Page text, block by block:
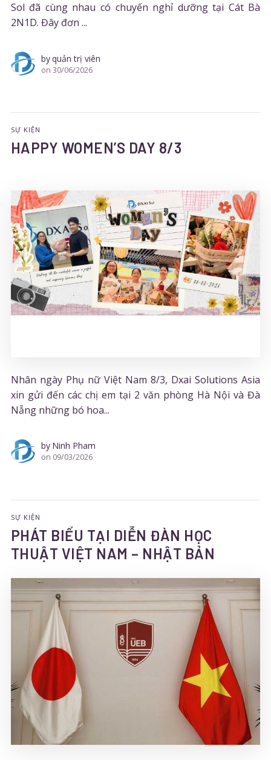
Sol đã cùng nhau có chuyến nghỉ dưỡng tại Cát Bà
2N1D. Đây đơn ...
byquản trị viên
on 30/06/2026
SỰ KIỆN
HAPPY WOMEN’S DAY 8/3
Nhân ngày Phụ nữ Việt Nam 8/3, Dxai Solutions Asia
xin gửi đến các chị em tại 2 văn phòng Hà Nội và Đà
Nẵng những bó hoa...
by Ninh Pham
on 09/03/2026
SỰ KIỆN
PHÁT BIỂU TẠI DIỄN ĐÀN HỌC
THUẬT VIỆT NAM – NHẬT BẢN